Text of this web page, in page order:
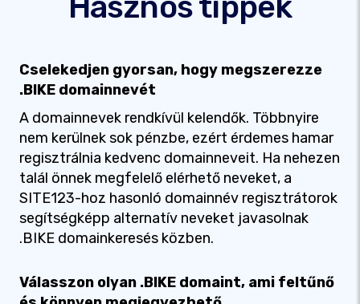
Cselekedjen gyorsan, hogy megszerezze
.BIKE domainnevét
A domainnevek rendkívül kelendők. Többnyire
nem kerülnek sok pénzbe, ezért érdemes hamar
regisztrálnia kedvenc domainneveit. Ha nehezen
talál önnek megfelelő elérhető neveket, a
SITE123-hoz hasonló domainnév regisztrátorok
segítségképp alternatív neveket javasolnak
.BIKE domainkeresés közben.
Válasszon olyan .BIKE domaint, ami feltűnő